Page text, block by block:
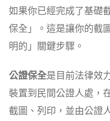
如果你已經完成了基礎
保全」。這是讓你的截
明的」關鍵步驟。
公證保全是目前法律效
裝置到民間公證人處，
截圖、列印，並由公證